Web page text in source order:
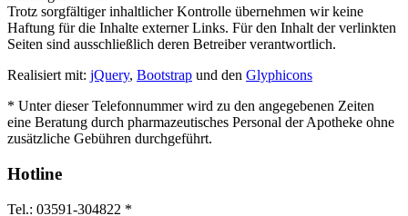
Trotz sorgfältiger inhaltlicher Kontrolle übernehmen wir keine
Haftung für die Inhalte externer Links. Für den Inhalt der verlinkten
Seiten sind ausschließlich deren Betreiber verantwortlich.
Realisiert mit: jQuery, Bootstrap und den Glyphicons
* Unter dieser Telefonnummer wird zu den angegebenen Zeiten
eine Beratung durch pharmazeutisches Personal der Apotheke ohne
zusätzliche Gebühren durchgeführt.
Hotline
Tel.: 03591-304822 *